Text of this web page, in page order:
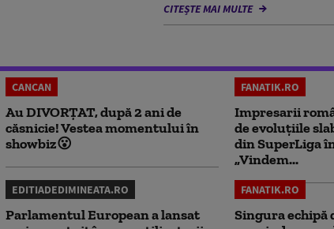
CITEȘTE MAI MULTE
CANCAN
Au DIVORȚAT, după 2 ani de
căsnicie! Vestea momentului în
showbiz😮
FANATIK.RO
Impresarii
de evoluțiile
din SuperLiga
„Vindem...
EDITIADEDIMINEATA.RO
Parlamentul European a lansat
FANATIK.RO
Singura echipă